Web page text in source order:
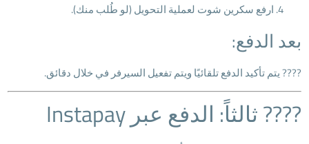
ارفع سكرين شوت لعملية التحويل (لو طُلب منك).
بعد الدفع:
???? يتم تأكيد الدفع تلقائيًا ويتم تفعيل السيرفر في خلال دقائق.
???? ثالثاً: الدفع عبر Instapay